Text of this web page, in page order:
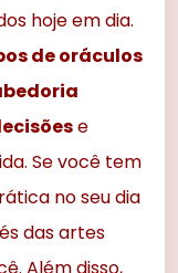
hoje em dia.
de oráculos
e
Se você tem
no seu dia
das artes